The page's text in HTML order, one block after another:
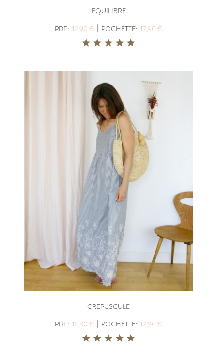
EQUILIBRE
PDF: 12,90 € | POCHETTE: 17,90 €
CREPUSCULE
PDF: 12,40 € | POCHETTE: 17,90 €